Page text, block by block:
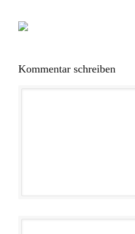
Kommentar schreiben